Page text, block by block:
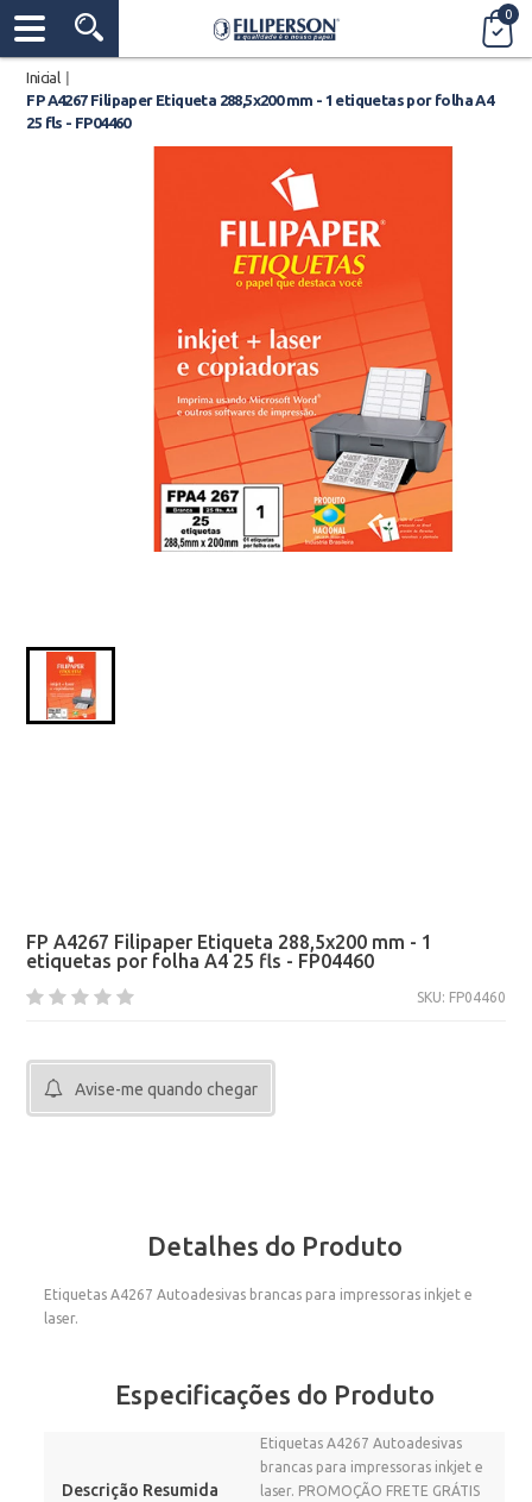
0
Inicial
FP A4267 Filipaper Etiqueta 288,5x200 mm - 1 etiquetas por folha A4
25 fls - FP04460
FP A4267 Filipaper Etiqueta 288,5x200 mm - 1
etiquetas por folha A4 25 fls - FP04460
SKU: FP04460
Avise-me quando chegar
Detalhes do Produto
Etiquetas A4267 Autoadesivas brancas para impressoras inkjet e
laser.
Especificações do Produto
Descrição Resumida
Etiquetas A4267 Autoadesivas
brancas para impressoras inkjet e
laser. PROMOÇÃO FRETE GRÁTIS